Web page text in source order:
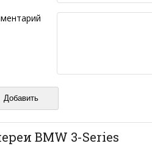
Пожалуйста, не используйте в
также призывы к насилию и
Не размещайте рекламу!
терпением, все
может появиться на сайте с
BMW 3-Series